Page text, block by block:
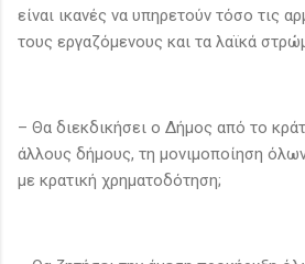
είναι ικανές να υπηρετούν τόσο τις
τους εργαζόμενους και τα λαϊκά
– Θα διεκδικήσει ο Δήμος από το
άλλους δήμους, τη μονιμοποίηση
με κρατική χρηματοδότηση;